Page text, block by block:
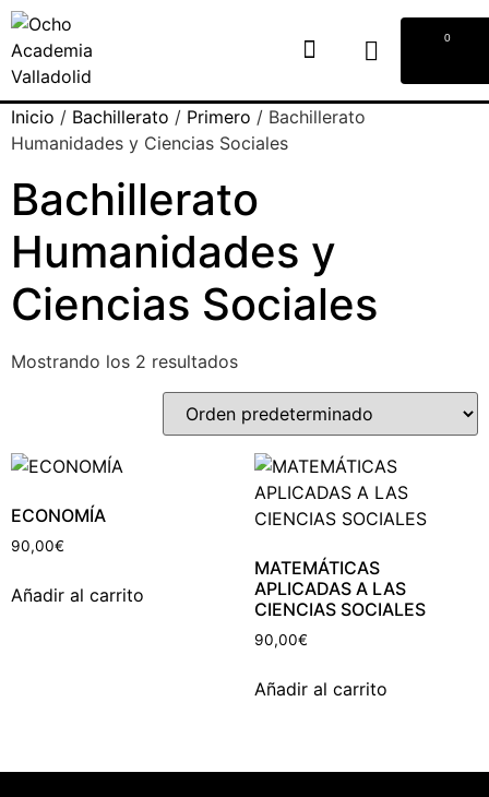
0
Inicio / Bachillerato / Primero / Bachillerato
Humanidades y Ciencias Sociales​
Bachillerato
Humanidades y
Ciencias Sociales​
Mostrando los 2 resultados
ECONOMÍA
90,00€
Añadir al carrito
MATEMÁTICAS
APLICADAS A LAS
CIENCIAS SOCIALES
90,00€
Añadir al carrito